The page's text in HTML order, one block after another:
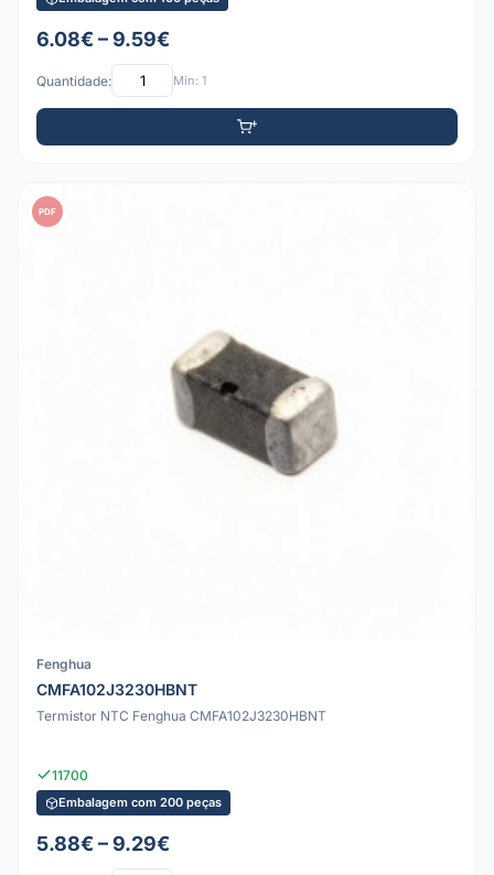
6.08€ – 9.59€
Quantidade: Mín: 1
PDF
Fenghua
CMFA102J3230HBNT
Termistor NTC Fenghua CMFA102J3230HBNT
11700
Embalagem com 200 peças
5.88€ – 9.29€